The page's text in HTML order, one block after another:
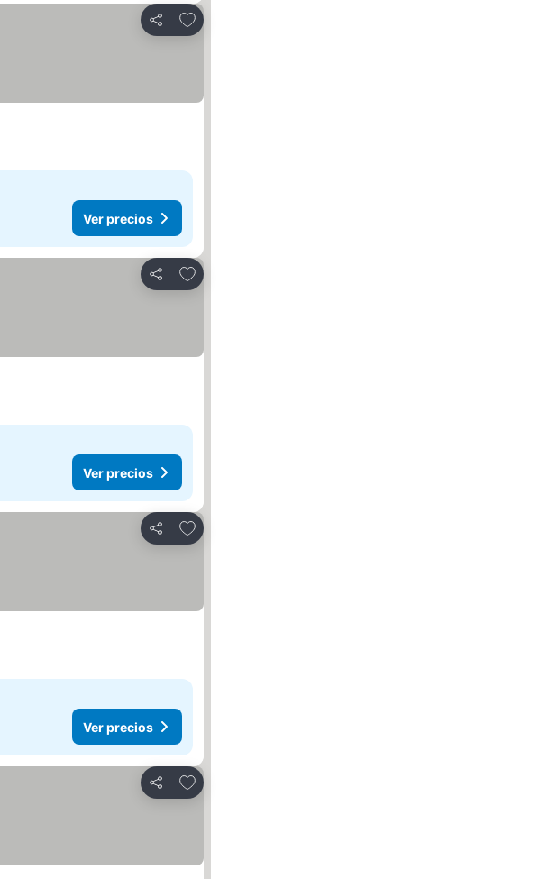
Compartir
Añadir a favoritos
Ver precios
Compartir
Añadir a favoritos
Ver precios
Compartir
Añadir a favoritos
Ver precios
Compartir
Añadir a favoritos